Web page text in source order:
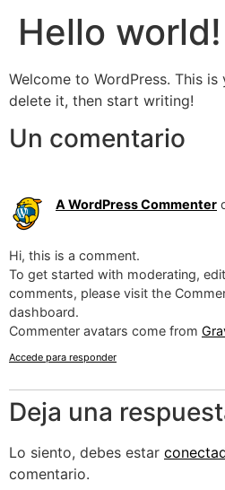
Hello world!
Welcome to WordPress. This
delete it, then start writing!
Un comentario
A WordPress Commenter
Hi, this is a comment.
To get started with moderating,
comments, please visit the
dashboard.
Commenter avatars come from
Accede para responder
Deja una
Lo siento, debes estar
comentario.